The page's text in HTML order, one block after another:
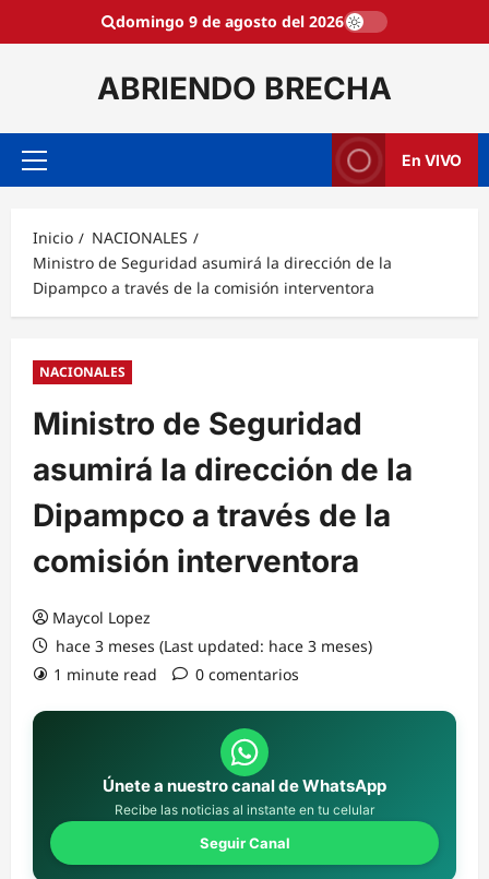
domingo 9 de agosto del 2026
ABRIENDO BRECHA
Menú
En VIVO
Inicio
NACIONALES
Ministro de Seguridad asumirá la dirección de la
Dipampco a través de la comisión interventora
NACIONALES
Ministro de Seguridad
asumirá la dirección de la
Dipampco a través de la
comisión interventora
Maycol Lopez
hace 3 meses (Last updated: hace 3 meses)
1 minute read
0 comentarios
Únete a nuestro canal de WhatsApp
Recibe las noticias al instante en tu celular
Seguir Canal